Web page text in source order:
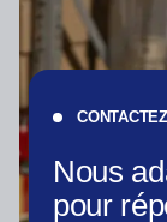
Nous
pour